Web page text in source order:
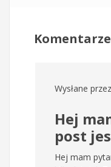
Komentarze
Wysłane przez
Hej
post
Hej mam